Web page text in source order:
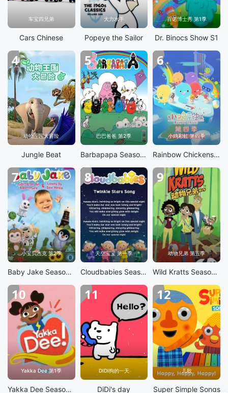
车宝四兄弟
Cars Chinese
大力水手
Popeye the Sailor
百诺博士秀 第1季
Dr. Binocs Show S1
4
动物王国大冒险
Jungle Beat
5
巴巴爸爸 第2季
Barbapapa Season 2
6
小鸡彩虹 第四季
Rainbow Chickens S4
7
小宝贝杰克 第2季
Baby Jake Season 2
8
天空宝宝 第一季
Cloudbabies Season 1
9
动物兄弟 第五季
Wild Kratts Season 5
10
Yakka Dee 第1季
Yakka Dee Season 1
11
DIDI狗的一天
DiDi's day
12
儿歌
Super Simple Songs